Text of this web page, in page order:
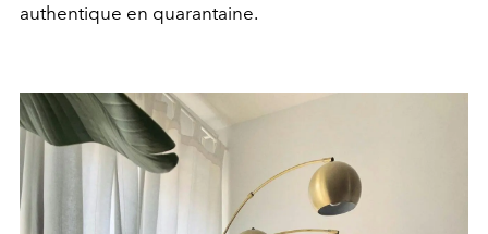
authentique en quarantaine.